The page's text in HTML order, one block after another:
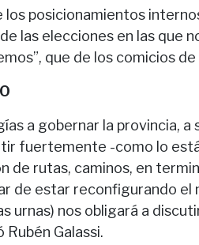
posicionamientos
las elecciones en las que
que de los comicios de
a gobernar la provincia, a
fuertemente -como lo
de rutas, caminos, en
de estar reconfigurando el
urnas) nos obligará a
Galassi.